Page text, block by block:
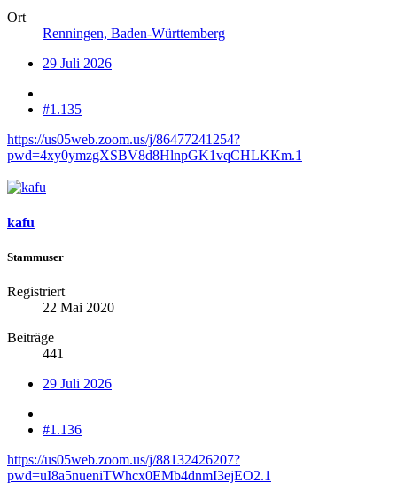
Ort
Renningen, Baden-Württemberg
29 Juli 2026
#1.135
https://us05web.zoom.us/j/86477241254?
pwd=4xy0ymzgXSBV8d8HlnpGK1vqCHLKKm.1
kafu
Stammuser
Registriert
22 Mai 2020
Beiträge
441
29 Juli 2026
#1.136
https://us05web.zoom.us/j/88132426207?
pwd=uI8a5nueniTWhcx0EMb4dnmI3ejEO2.1